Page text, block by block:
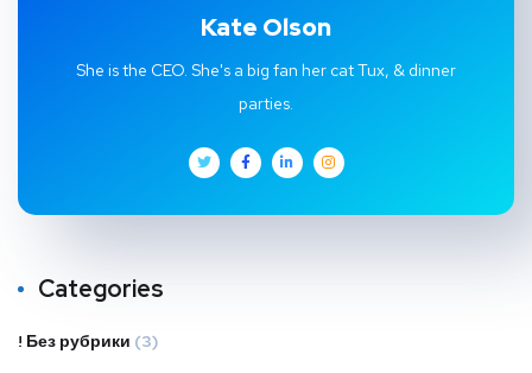
Kate Olson
She is the CEO. She's a big fan her cat Tux, & dinner
parties.
Categories
! Без рубрики (3)